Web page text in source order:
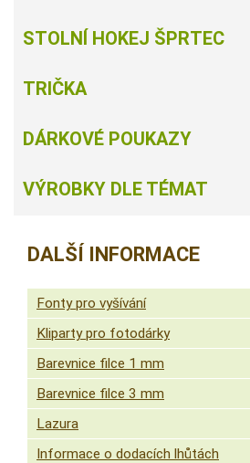
STOLNÍ HOKEJ ŠPRTEC
TRIČKA
DÁRKOVÉ POUKAZY
VÝROBKY DLE TÉMAT
DALŠÍ INFORMACE
Fonty pro vyšívání
Kliparty pro fotodárky
Barevnice filce 1 mm
Barevnice filce 3 mm
Lazura
Informace o dodacích lhůtách